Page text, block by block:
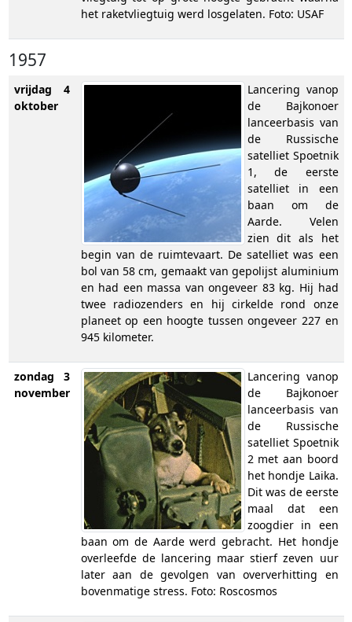
het raketvliegtuig werd losgelaten. Foto: USAF
1957
vrijdag 4
oktober
Lancering vanop
de Bajkonoer
lanceerbasis van
de Russische
satelliet Spoetnik
1, de eerste
satelliet in een
baan om de
Aarde. Velen
zien dit als het
begin van de ruimtevaart. De satelliet was een
bol van 58 cm, gemaakt van gepolijst aluminium
en had een massa van ongeveer 83 kg. Hij had
twee radiozenders en hij cirkelde rond onze
planeet op een hoogte tussen ongeveer 227 en
945 kilometer.
zondag 3
november
Lancering vanop
de Bajkonoer
lanceerbasis van
de Russische
satelliet Spoetnik
2 met aan boord
het hondje Laika.
Dit was de eerste
maal dat een
zoogdier in een
baan om de Aarde werd gebracht. Het hondje
overleefde de lancering maar stierf zeven uur
later aan de gevolgen van oververhitting en
bovenmatige stress. Foto: Roscosmos